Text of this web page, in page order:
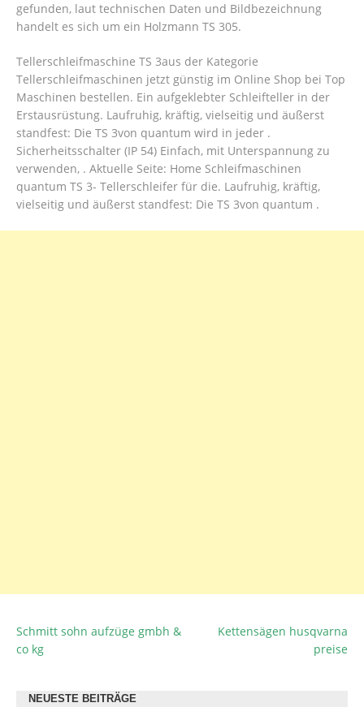
gefunden, laut technischen Daten und Bildbezeichnung
handelt es sich um ein Holzmann TS 305.
Tellerschleifmaschine TS 3aus der Kategorie
Tellerschleifmaschinen jetzt günstig im Online Shop bei Top
Maschinen bestellen. Ein aufgeklebter Schleifteller in der
Erstausrüstung. Laufruhig, kräftig, vielseitig und äußerst
standfest: Die TS 3von quantum wird in jeder .
Sicherheitsschalter (IP 54) Einfach, mit Unterspannung zu
verwenden, . Aktuelle Seite: Home Schleifmaschinen
quantum TS 3- Tellerschleifer für die. Laufruhig, kräftig,
vielseitig und äußerst standfest: Die TS 3von quantum .
BEITRAGSNAVIGATION
Schmitt sohn aufzüge gmbh &
co kg
Kettensägen husqvarna
preise
NEUESTE BEITRÄGE